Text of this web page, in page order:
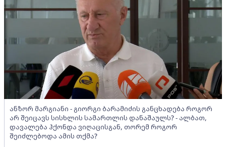
ანზორ მარგიანი - გიორგი ბარამიძის განცხადება როგორ
არ შეიცავს სისხლის სამართლის დანაშაულს? - ალბათ,
დავალება ჰქონდა ვიღაცისგან, თორემ როგორ
შეიძლებოდა ამის თქმა?